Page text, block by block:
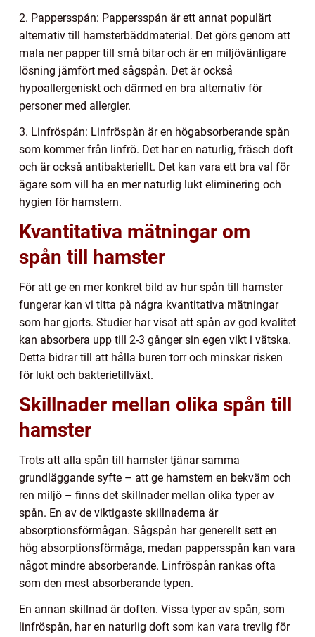
2. Pappersspån: Pappersspån är ett annat populärt
alternativ till hamsterbäddmaterial. Det görs genom att
mala ner papper till små bitar och är en miljövänligare
lösning jämfört med sågspån. Det är också
hypoallergeniskt och därmed en bra alternativ för
personer med allergier.
3. Linfröspån: Linfröspån är en högabsorberande spån
som kommer från linfrö. Det har en naturlig, fräsch doft
och är också antibakteriellt. Det kan vara ett bra val för
ägare som vill ha en mer naturlig lukt eliminering och
hygien för hamstern.
Kvantitativa mätningar om
spån till hamster
För att ge en mer konkret bild av hur spån till hamster
fungerar kan vi titta på några kvantitativa mätningar
som har gjorts. Studier har visat att spån av god kvalitet
kan absorbera upp till 2-3 gånger sin egen vikt i vätska.
Detta bidrar till att hålla buren torr och minskar risken
för lukt och bakterietillväxt.
Skillnader mellan olika spån till
hamster
Trots att alla spån till hamster tjänar samma
grundläggande syfte – att ge hamstern en bekväm och
ren miljö – finns det skillnader mellan olika typer av
spån. En av de viktigaste skillnaderna är
absorptionsförmågan. Sågspån har generellt sett en
hög absorptionsförmåga, medan pappersspån kan vara
något mindre absorberande. Linfröspån rankas ofta
som den mest absorberande typen.
En annan skillnad är doften. Vissa typer av spån, som
linfröspån, har en naturlig doft som kan vara trevlig för